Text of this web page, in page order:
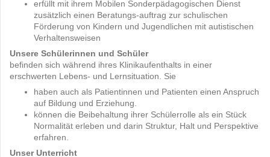
erfüllt mit ihrem Mobilen Sonderpädagogischen Dienst
zusätzlich einen Beratungs-auftrag zur schulischen
Förderung von Kindern und Jugendlichen mit autistischen
Verhaltensweisen
Unsere Schülerinnen und Schüler
befinden sich während ihres Klinikaufenthalts in einer
erschwerten Lebens- und Lernsituation. Sie
haben auch als Patientinnen und Patienten einen Anspruch
auf Bildung und Erziehung.
können die Beibehaltung ihrer Schülerrolle als ein Stück
Normalität erleben und darin Struktur, Halt und Perspektive
erfahren.
Unser Unterricht